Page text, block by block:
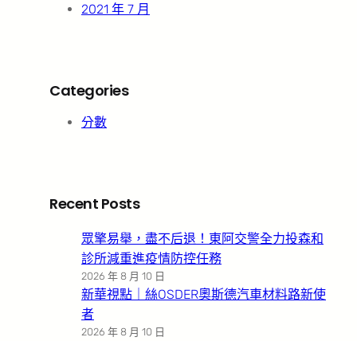
2021 年 7 月
Categories
分數
Recent Posts
眾擎易舉，盡不后退！東阿交警全力投森和
診所減重進疫情防控任務
2026 年 8 月 10 日
新華視點｜絲OSDER奧斯德汽車材料路新使
者
2026 年 8 月 10 日